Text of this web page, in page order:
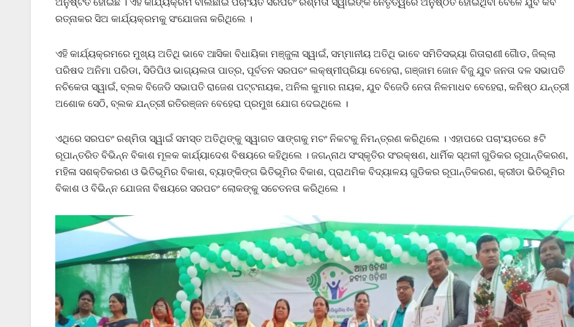
ଅନୁଷ୍ଟିତ ହୋଇଛି । ଏହି କାର୍ଯ୍ୟକ୍ରମ ବାଲିଛାଇ ପଚାଂୟତ ସରପଚଂ ରଶ୍ମିତା ସ୍ୱାଇଁଙ୍କ ନେତୃତ୍ୱରେ ଅନୁଷ୍ଠିତ ହୋଇଥିବା ବେଳେ ଯୁବ କବି
ରତ୍ନାକର ସିଅ କାର୍ଯ୍ୟକ୍ରମକୁ ସଂଯୋଜନା କରିଥିଲେ ।
ଏହି କାର୍ଯ୍ୟକ୍ରମରେ ମୁଖ୍ୟ ଅତିଥି ଭାବେ ଆସିକା ବିଧାୟିକା ମଞ୍ଜୁଳା ସ୍ୱାଇଁ, ସମ୍ମାନୀୟ ଅତିଥି ଭାବେ ସମିତିସଭ୍ୟା ଗିତାରାଣୀ ଗୈାଡ, ଜିଲ୍ଲା
ପରିଷଦ ଅନିମା ପରିଡା, ସିଡିପିଓ ଭାଗ୍ୟଲତା ପାତ୍ର, ପୂର୍ବତନ ସରପଚଂ ଲକ୍ଷ୍ମୀପ୍ରିୟା ବେହେରା, ଗଞ୍ଜାମ ଜୋନ ବିଜୁ ଯୁବ ଜନତା ଦଳ ସଭାପତି
ନଚିକେତା ସ୍ୱାଇଁ, ବ୍ଲକ ବିଜେଡି ସଭାପତି ରାଜେଶ ପଟ୍ଟନାୟକ, ଅନିଲ କୁମାର ନାୟକ, ଯୁବ ବିଜେଡି ନେତା ନିଳମାଧବ ବେହେରା, କନିଷ୍ଠ ଯନ୍ତ୍ରୀ
ଅଶୋକ ସେଠି, ବ୍ଲକ ଯନ୍ତ୍ରୀ ରତିରଞ୍ଜନ ବେହେରା ପ୍ରମୁଖ ଯୋଗ ଦେଇଥିଲେ ।
ଏଥିରେ ସରପଚଂ ରଶ୍ମିତା ସ୍ୱାଇଁ ସମସ୍ତ ଅତିଥିଙ୍କୁ ସ୍ୱାଗତ ସାଙ୍ଗକୁ ମଚଂ ନିକଟକୁ ନିମନ୍ତ୍ରଣ କରିଥିଲେ । ଏହାପରେ ପଚାଂୟତରେ ୫ଟି
ରୂପାନ୍ତରିତ ବିଭିନ୍ନ ବିକାଶ ମୂଳକ କାର୍ଯ୍ୟାଦେଶ ବିଷୟରେ କହିଥିଲେ । ଜଗନ୍ନାଥ ସଂସ୍କୃତିର ସଂରକ୍ଷଣ, ଧାର୍ମିକ ସ୍ଥଳୀ ଗୁଡିକର ରୂପାନ୍ତିକରଣ,
ମହିଳା ସଶକ୍ତିକରଣ ଓ ଭିତିଭୂମିର ବିକାଶ, ବ୍ୟାଙ୍କିଙ୍ଗ ଭିତିଭୂମିର ବିକାଶ, ପ୍ରାଥମିକ ବିଦ୍ୟାଳୟ ଗୁଡିକର ରୂପାନ୍ତିକରଣ, କ୍ରୀଡା ଭିତିଭୂମିର
ବିକାଶ ଓ ବିଭିନ୍ନ ଯୋଜନା ବିଷୟରେ ସରପଚଂ ଲୋକଙ୍କୁ ସଚେତନତା କରିଥିଲେ ।